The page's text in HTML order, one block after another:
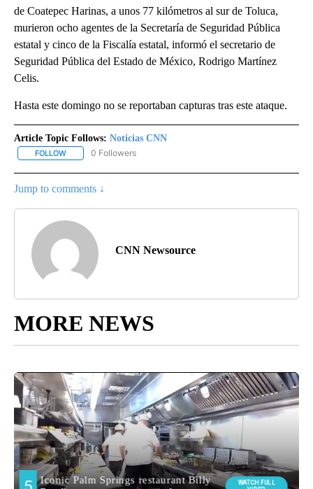
de Coatepec Harinas, a unos 77 kilómetros al sur de Toluca,
murieron ocho agentes de la Secretaría de Seguridad Pública
estatal y cinco de la Fiscalía estatal, informó el secretario de
Seguridad Pública del Estado de México, Rodrigo Martínez
Celis.
Hasta este domingo no se reportaban capturas tras este ataque.
Article Topic Follows: Noticias CNN
FOLLOW FOLLOW "NOTICIAS CNN" TO RECEIVE NOTIFICATIONS ABOUT
0 Followers
Jump to comments ↓
CNN Newsource
MORE NEWS